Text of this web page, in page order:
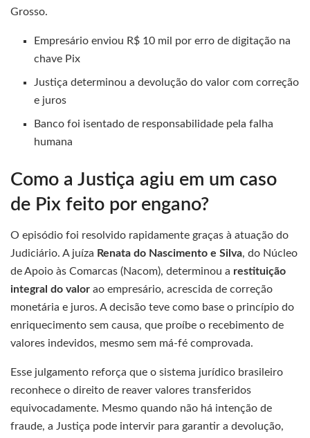
Grosso.
Empresário enviou R$ 10 mil por erro de digitação na
chave Pix
Justiça determinou a devolução do valor com correção
e juros
Banco foi isentado de responsabilidade pela falha
humana
Como a Justiça agiu em um caso
de Pix feito por engano?
O episódio foi resolvido rapidamente graças à atuação do
Judiciário. A juíza Renata do Nascimento e Silva, do Núcleo
de Apoio às Comarcas (Nacom), determinou a restituição
integral do valor ao empresário, acrescida de correção
monetária e juros. A decisão teve como base o princípio do
enriquecimento sem causa, que proíbe o recebimento de
valores indevidos, mesmo sem má-fé comprovada.
Esse julgamento reforça que o sistema jurídico brasileiro
reconhece o direito de reaver valores transferidos
equivocadamente. Mesmo quando não há intenção de
fraude, a Justiça pode intervir para garantir a devolução,